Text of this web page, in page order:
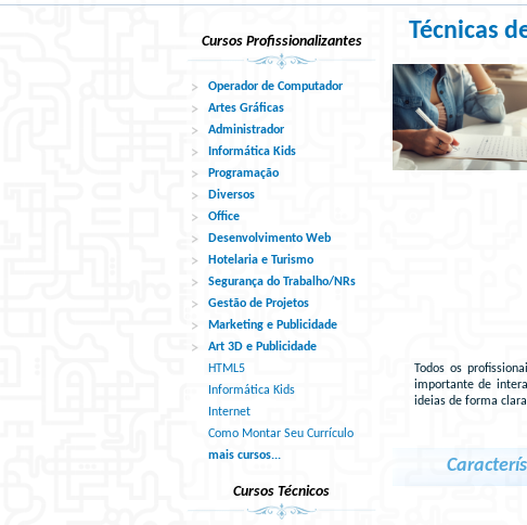
Cursos Profissionalizantes
Operador de Computador
Artes Gráficas
Administrador
Informática Kids
Programação
Diversos
Office
Desenvolvimento Web
Hotelaria e Turismo
Segurança do Trabalho/NRs
Gestão de Projetos
Marketing e Publicidade
Art 3D e Publicidade
HTML5
Informática Kids
Internet
Como Montar Seu Currículo
mais cursos...
Cursos Técnicos
Técnicas
Todos os
importante de
ideias de forma